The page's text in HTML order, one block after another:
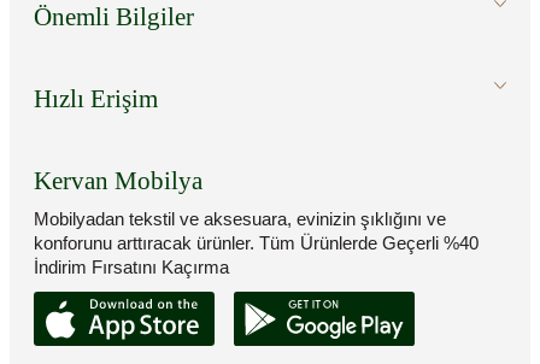
Önemli Bilgiler
Hızlı Erişim
Kervan Mobilya
Mobilyadan tekstil ve aksesuara, evinizin şıklığını ve
konforunu arttıracak ürünler. Tüm Ürünlerde Geçerli %40
İndirim Fırsatını Kaçırma